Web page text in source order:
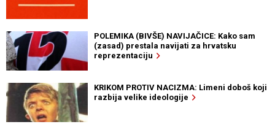
POLEMIKA (BIVŠE) NAVIJAČICE: Kako sam
(zasad) prestala navijati za hrvatsku
reprezentaciju
KRIKOM PROTIV NACIZMA: Limeni doboš koji
razbija velike ideologije